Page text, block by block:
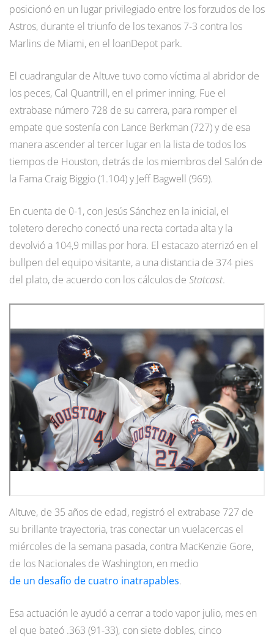
posicionó en un lugar privilegiado entre los forzudos de los
Astros, durante el triunfo de los texanos 7-3 contra los
Marlins de Miami, en el loanDepot park.
El cuadrangular de Altuve tuvo como víctima al abridor de
los peces, Cal Quantrill, en el primer inning. Fue el
extrabase número 728 de su carrera, para romper el
empate que sostenía con Lance Berkman (727) y de esa
manera ascender al tercer lugar en la lista de todos los
tiempos de Houston, detrás de los miembros del Salón de
la Fama Craig Biggio (1.104) y Jeff Bagwell (969).
En cuenta de 0-1, con Jesús Sánchez en la inicial, el
toletero derecho conectó una recta cortada alta y la
devolvió a 104,9 millas por hora. El estacazo aterrizó en el
bullpen del equipo visitante, a una distancia de 374 pies
del plato, de acuerdo con los cálculos de Statcast.
Altuve, de 35 años de edad, registró el extrabase 727 de
su brillante trayectoria, tras conectar un vuelacercas el
miércoles de la semana pasada, contra MacKenzie Gore,
de los Nacionales de Washington, en medio
de un desafío de cuatro inatrapables.
Esa actuación le ayudó a cerrar a todo vapor julio, mes en
el que bateó .363 (91-33), con siete dobles, cinco